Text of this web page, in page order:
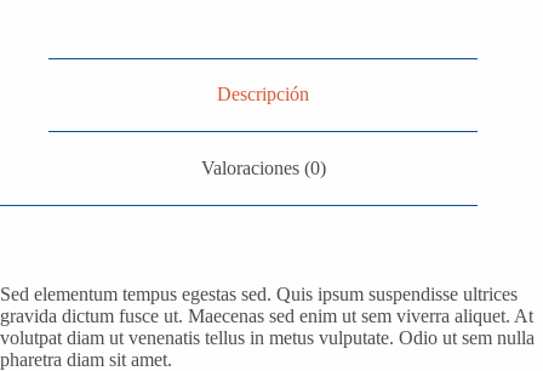
Descripción
Valoraciones (0)
Sed elementum tempus egestas sed. Quis ipsum suspendisse ultrices
gravida dictum fusce ut. Maecenas sed enim ut sem viverra aliquet. At
volutpat diam ut venenatis tellus in metus vulputate. Odio ut sem nulla
pharetra diam sit amet.